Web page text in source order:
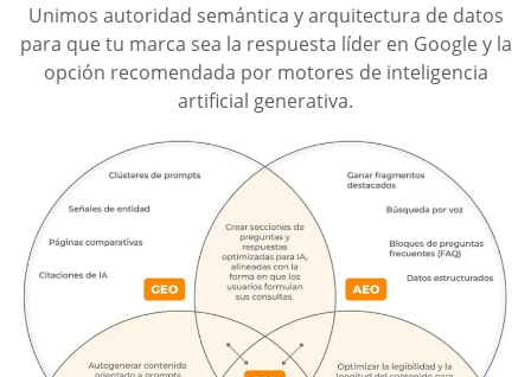
Unimos autoridad semántica y arquitectura de datos
para que tu marca sea la respuesta líder en Google y la
opción recomendada por motores de inteligencia
artificial generativa.